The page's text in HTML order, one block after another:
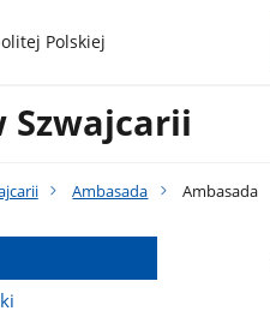
Polskiej
Szwajcarii
Ambasada Ambasada